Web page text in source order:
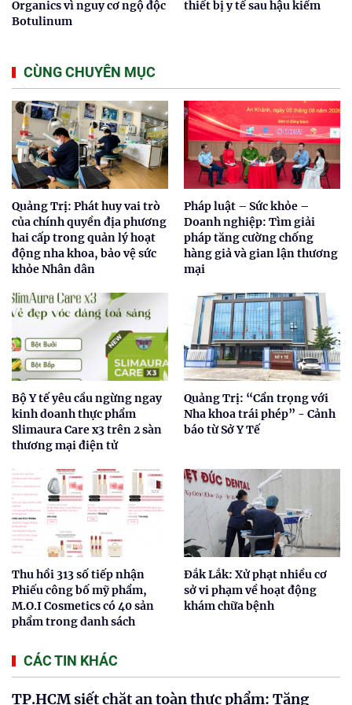
Organics vì nguy cơ ngộ độc
Botulinum
thiết bị y tế sau hậu kiểm
CÙNG CHUYÊN MỤC
Quảng Trị: Phát huy vai trò
của chính quyền địa phương
hai cấp trong quản lý hoạt
động nha khoa, bảo vệ sức
khỏe Nhân dân
Pháp luật – Sức khỏe –
Doanh nghiệp: Tìm giải
pháp tăng cường chống
hàng giả và gian lận thương
mại
Bộ Y tế yêu cầu ngừng ngay
kinh doanh thực phẩm
Slimaura Care x3 trên 2 sàn
thương mại điện tử
Quảng Trị: “Cẩn trọng với
Nha khoa trái phép” - Cảnh
báo từ Sở Y Tế
Thu hồi 313 số tiếp nhận
Phiếu công bố mỹ phẩm,
M.O.I Cosmetics có 40 sản
phẩm trong danh sách
Đắk Lắk: Xử phạt nhiều cơ
sở vi phạm về hoạt động
khám chữa bệnh
CÁC TIN KHÁC
TP.HCM siết chặt an toàn thực phẩm: Tăng